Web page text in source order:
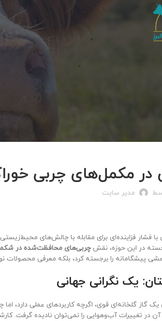
در مکمل‌های چربی
مدیر سایت
فشار فزاینده‌ای برای مقابله با چالش‌های
در این حوزه، نقش چربی‌های محافظت‌شده در
پیشگامانه را برجسته کرد، بلکه معرفی محصولات
یک نگرانی جهانی
یک گاز گلخانه‌ای قوی، اگرچه کاربردهای عملی دارد،
در تغییرات آب‌وهوایی را نمی‌توان نادیده گرفت.